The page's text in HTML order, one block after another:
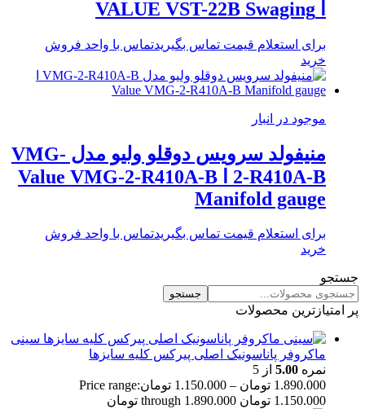
برای استعلام قیمت تماس بگیریدتماس با واحد فروش
خرید
موجود در انبار
منیفولد سرویس دوقلو ولیو مدل VMG-
2-R410A-B ا Value VMG-2-R410A-B
Manifold gauge
برای استعلام قیمت تماس بگیریدتماس با واحد فروش
خرید
جستجو
جستجو
پر امتیازترین محصولات
سینی
ماکروفر پاناسونیک اصلی پیرکس کلیه سایزها
نمره 5.00 از 5
1.890.000 تومان –
1.150.000 تومانPrice range:
1.150.000 تومان through 1.890.000 تومان